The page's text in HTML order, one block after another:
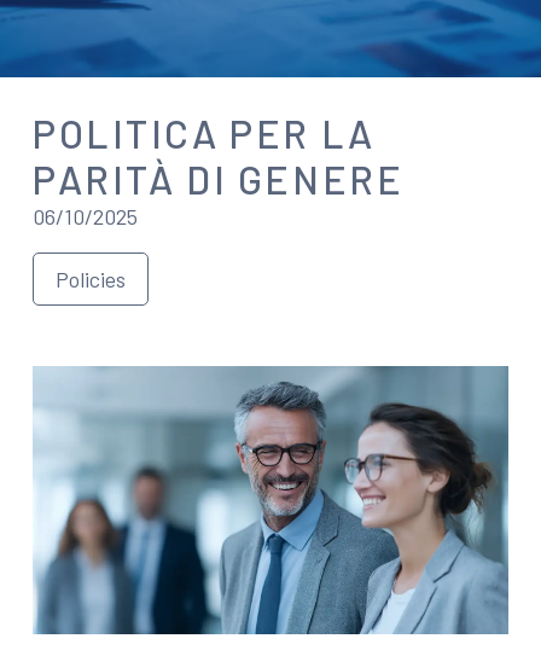
POLITICA PER LA
PARITÀ DI GENERE
06/10/2025
Policies